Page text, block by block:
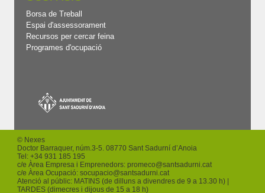
Borsa de Treball
Espai d'assessorament
Recursos per cercar feina
Programes d'ocupació
© Nexes
Doctor Barraquer, núm.3-5. 08770 Sant Sadurní d’Anoia
Tel: +34 931 185 195
c/e Àrea Empresa i Emprenedors: promeco@santsadurni.cat
c/e Àrea Ocupació: socupacio@santsadurni.cat
Atenció al públic: MATINS (de dilluns a divendres de 9 a 13.30 h) |
TARDES (dimecres i dijous de 15 a 18 h)